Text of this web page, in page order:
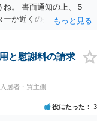
。 書面通知の上、５
ーか近くの弁護士に相談
と慰謝料の請求
居者・買主側
役にたった 3